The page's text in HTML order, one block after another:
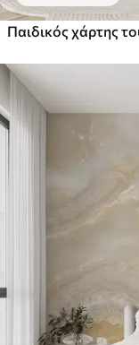
Παιδικός χάρτης